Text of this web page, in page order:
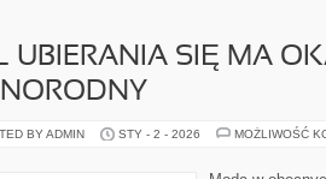
UBIERANIA SIĘ MA
BY ADMIN STY - 2 - 2026 MOŻLIWOŚĆ